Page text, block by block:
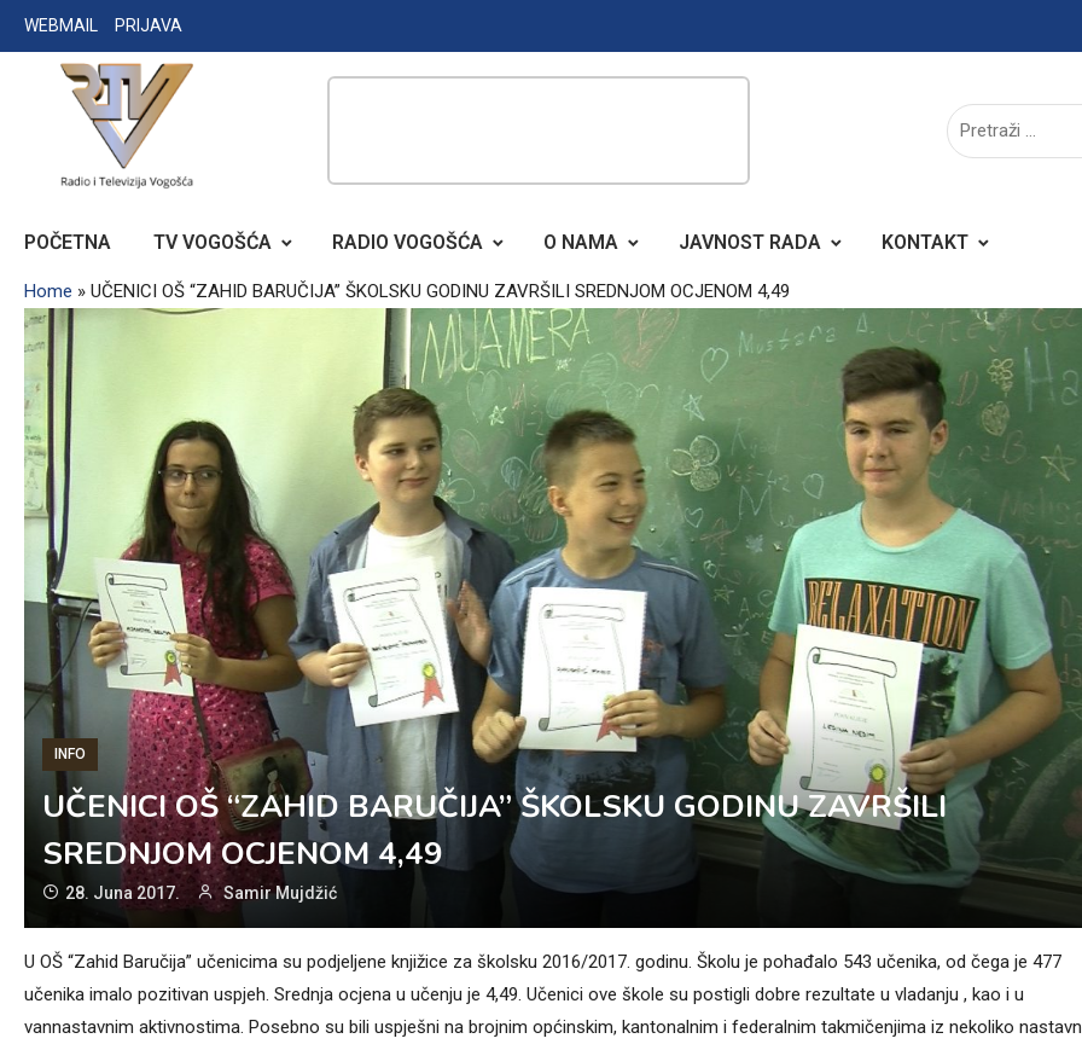
Skip
to
WEBMAIL PRIJAVA
RADIO TELEVIZIJA VOGOŠĆA
POČETNA TV VOGOŠĆA RADIO VOGOŠĆA O NAMA JAVNOST RADA KONTAKT
Home » UČENICI OŠ “ZAHID BARUČIJA” ŠKOLSKU GODINU ZAVRŠILI SREDNJOM OCJENOM 4,49
INFO
UČENICI OŠ “ZAHID BARUČIJA” ŠKOLSKU GODINU ZAVRŠILI
SREDNJOM OCJENOM 4,49
28. Juna 2017. Samir Mujdžić
U OŠ “Zahid Baručija” učenicima su podjeljene knjižice za školsku 2016/2017. godinu. Školu je pohađalo 543 učenika, od čega je 477
učenika imalo pozitivan uspjeh. Srednja ocjena u učenju je 4,49. Učenici ove škole su postigli dobre rezultate u vladanju , kao i u
vannastavnim aktivnostima. Posebno su bili uspješni na brojnim općinskim, kantonalnim i federalnim takmičenjima iz nekoliko